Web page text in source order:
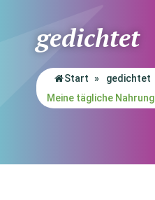
gedichtet
Start » gedichtet
Meine tägliche Nahrung